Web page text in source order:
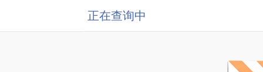
正在查询中